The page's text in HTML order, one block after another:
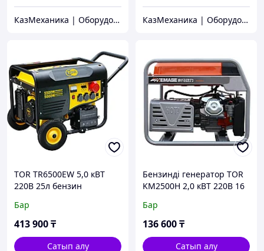
КазМеханика | Оборудование TOR КазМеханика | Оборудование TOR
TOR TR6500EW 5,0 кВТ
220В 25л бензин
түймесі мен дөңгелектері
бар
Бар
413 900₸
Сатып алу
Бензинді генератор TOR
KM2500H 2,0 кВТ 220В 16
Бар
136 600₸
Сатып алу